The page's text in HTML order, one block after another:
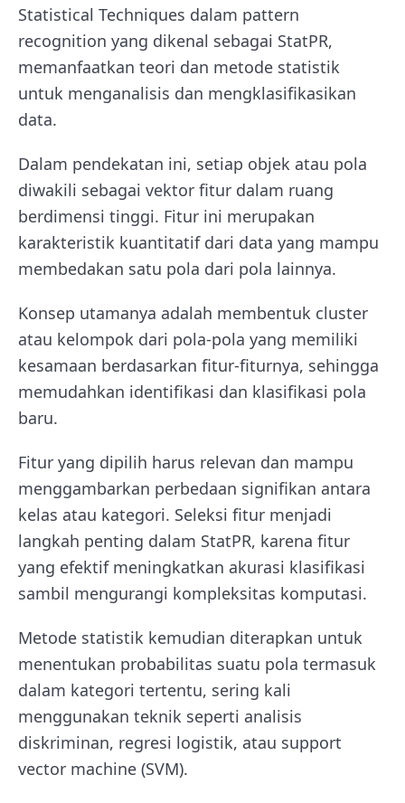
Statistical Techniques dalam pattern
recognition yang dikenal sebagai StatPR,
memanfaatkan teori dan metode statistik
untuk menganalisis dan mengklasifikasikan
data.
Dalam pendekatan ini, setiap objek atau pola
diwakili sebagai vektor fitur dalam ruang
berdimensi tinggi. Fitur ini merupakan
karakteristik kuantitatif dari data yang mampu
membedakan satu pola dari pola lainnya.
Konsep utamanya adalah membentuk cluster
atau kelompok dari pola-pola yang memiliki
kesamaan berdasarkan fitur-fiturnya, sehingga
memudahkan identifikasi dan klasifikasi pola
baru.
Fitur yang dipilih harus relevan dan mampu
menggambarkan perbedaan signifikan antara
kelas atau kategori. Seleksi fitur menjadi
langkah penting dalam StatPR, karena fitur
yang efektif meningkatkan akurasi klasifikasi
sambil mengurangi kompleksitas komputasi.
Metode statistik kemudian diterapkan untuk
menentukan probabilitas suatu pola termasuk
dalam kategori tertentu, sering kali
menggunakan teknik seperti analisis
diskriminan, regresi logistik, atau support
vector machine (SVM).